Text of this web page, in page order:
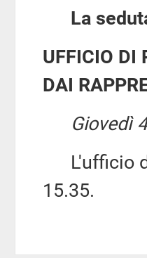
La
UFFICIO DI
DAI
Giovedì
L'ufficio di
15.35.